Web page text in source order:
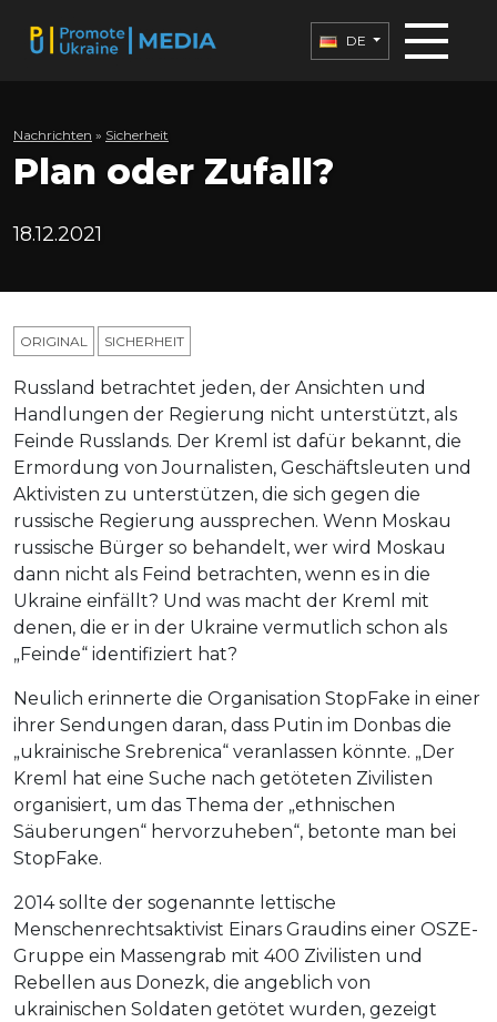
DE
Nachrichten » Sicherheit
Plan oder Zufall?
18.12.2021
ORIGINAL SICHERHEIT
Russland betrachtet jeden, der Ansichten und
Handlungen der Regierung nicht unterstützt, als
Feinde Russlands. Der Kreml ist dafür bekannt, die
Ermordung von Journalisten, Geschäftsleuten und
Aktivisten zu unterstützen, die sich gegen die
russische Regierung aussprechen. Wenn Moskau
russische Bürger so behandelt, wer wird Moskau
dann nicht als Feind betrachten, wenn es in die
Ukraine einfällt? Und was macht der Kreml mit
denen, die er in der Ukraine vermutlich schon als
„Feinde“ identifiziert hat?
Neulich erinnerte die Organisation StopFake in einer
ihrer Sendungen daran, dass Putin im Donbas die
„ukrainische Srebrenica“ veranlassen könnte. „Der
Kreml hat eine Suche nach getöteten Zivilisten
organisiert, um das Thema der „ethnischen
Säuberungen“ hervorzuheben“, betonte man bei
StopFake.
2014 sollte der sogenannte lettische
Menschenrechtsaktivist Einars Graudins einer OSZE-
Gruppe ein Massengrab mit 400 Zivilisten und
Rebellen aus Donezk, die angeblich von
ukrainischen Soldaten getötet wurden, gezeigt